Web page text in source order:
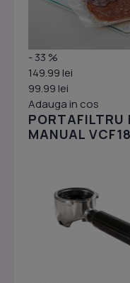
- 33 %
149.99 lei
99.99 lei
Adauga in cos
PORTAFILTRU
MANUAL